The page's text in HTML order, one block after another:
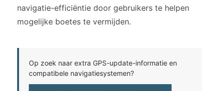
navigatie-efficiëntie door gebruikers te helpen
mogelijke boetes te vermijden.
Op zoek naar extra GPS-update-informatie en
compatibele navigatiesystemen?